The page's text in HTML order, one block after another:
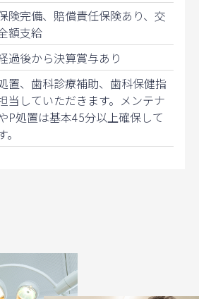
険完備、賠償責任保険あり、交
額支給
過後から決算賞与あり
置、歯科診療補助、歯科保健指
当していただきます。メンテナ
P処置は基本45分以上確保して